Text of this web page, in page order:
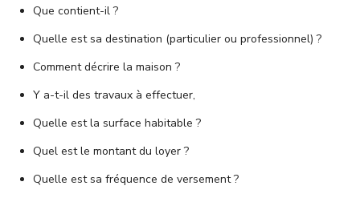
Que contient-il ?
Quelle est sa destination (particulier ou professionnel) ?
Comment décrire la maison ?
Y a-t-il des travaux à effectuer,
Quelle est la surface habitable ?
Quel est le montant du loyer ?
Quelle est sa fréquence de versement ?